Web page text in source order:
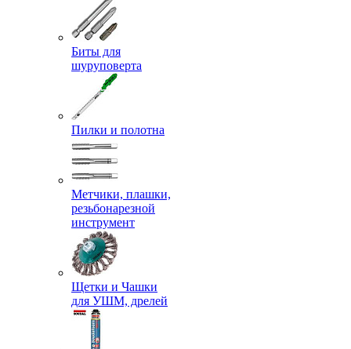
Биты для
шуруповерта
Пилки и полотна
Метчики, плашки,
резьбонарезной
инструмент
Щетки и Чашки
для УШМ, дрелей